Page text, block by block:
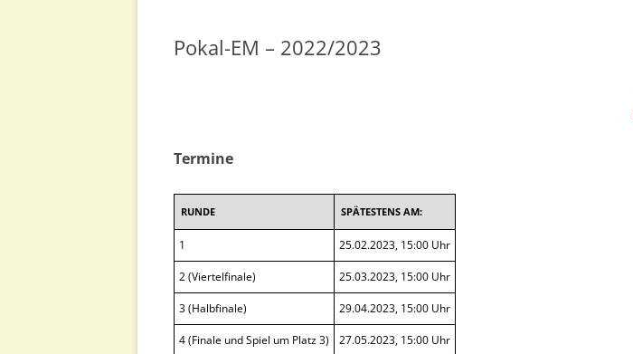
Pokal-EM – 2022/2023
Termine
RUNDE SPÄTESTENS AM:
1 25.02.2023, 15:00 Uhr
2 (Viertelfinale) 25.03.2023, 15:00 Uhr
3 (Halbfinale) 29.04.2023, 15:00 Uhr
4 (Finale und Spiel um Platz 3) 27.05.2023, 15:00 Uhr